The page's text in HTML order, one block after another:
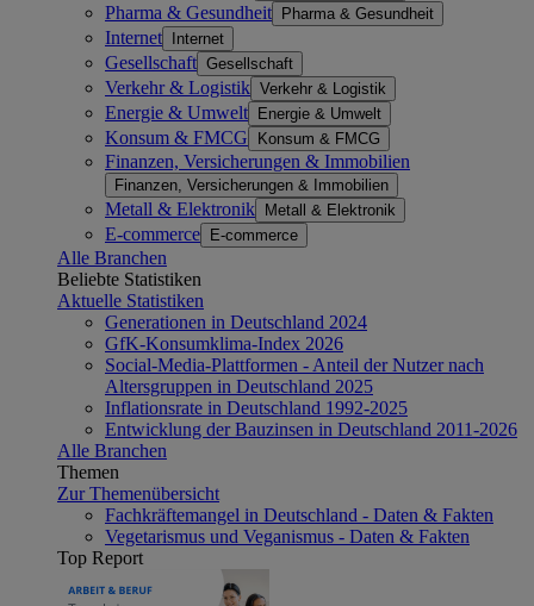
Pharma & Gesundheit Pharma & Gesundheit
Internet Internet
Gesellschaft Gesellschaft
Verkehr & Logistik Verkehr & Logistik
Energie & Umwelt Energie & Umwelt
Konsum & FMCG Konsum & FMCG
Finanzen, Versicherungen & Immobilien
Finanzen, Versicherungen & Immobilien
Metall & Elektronik Metall & Elektronik
E-commerce E-commerce
Alle Branchen
Beliebte Statistiken
Aktuelle Statistiken
Generationen in Deutschland 2024
GfK-Konsumklima-Index 2026
Social-Media-Plattformen - Anteil der Nutzer nach
Altersgruppen in Deutschland 2025
Inflationsrate in Deutschland 1992-2025
Entwicklung der Bauzinsen in Deutschland 2011-2026
Alle Branchen
Themen
Zur Themenübersicht
Fachkräftemangel in Deutschland - Daten & Fakten
Vegetarismus und Veganismus - Daten & Fakten
Top Report